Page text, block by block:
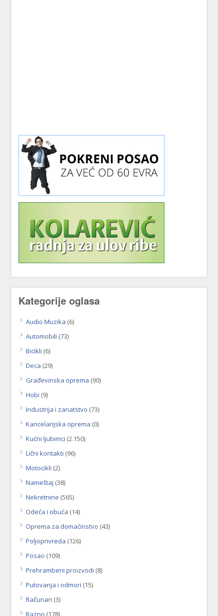
Kategorije oglasa
Audio Muzika (6)
Automobili (73)
Bicikli (6)
Deca (29)
Građevinska oprema (90)
Hobi (9)
Industrija i zanatstvo (73)
Kancelarijska oprema (0)
Kućni ljubimci (2.150)
Lični kontakti (96)
Motocikli (2)
Nameštaj (38)
Nekretnine (565)
Odeća i obuća (14)
Oprema za domaćinstvo (43)
Poljoprivreda (126)
Posao (109)
Prehrambeni proizvodi (8)
Putovanja i odmori (15)
Računari (3)
Razno (178)